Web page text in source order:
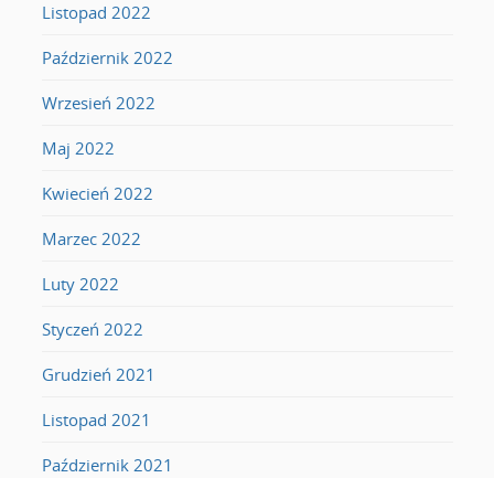
Listopad 2022
Październik 2022
Wrzesień 2022
Maj 2022
Kwiecień 2022
Marzec 2022
Luty 2022
Styczeń 2022
Grudzień 2021
Listopad 2021
Październik 2021